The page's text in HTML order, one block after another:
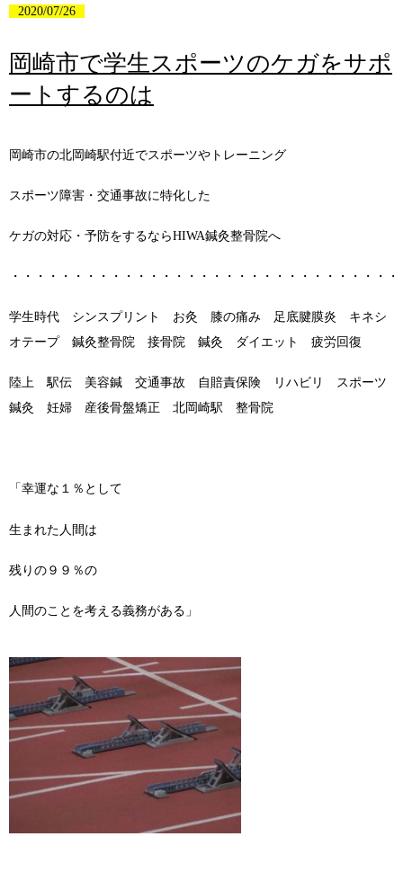
2020/07/26
岡崎市で学生スポーツのケガをサポ
ートするのは
岡崎市の北岡崎駅付近でスポーツやトレーニング
スポーツ障害・交通事故に特化した
ケガの対応・予防をするならHIWA鍼灸整骨院へ
・・・・・・・・・・・・・・・・・・・・・・・・・・・・・・
学生時代 シンスプリント お灸 膝の痛み 足底腱膜炎 キネシ
オテープ 鍼灸整骨院 接骨院 鍼灸 ダイエット 疲労回復
陸上 駅伝 美容鍼 交通事故 自賠責保険 リハビリ スポーツ
鍼灸 妊婦 産後骨盤矯正 北岡崎駅 整骨院
「幸運な１％として
生まれた人間は
残りの９９％の
人間のことを考える義務がある」